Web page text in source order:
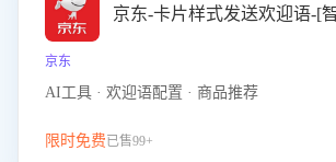
京东
AI工具 · 欢迎语配置 · 商品推荐
限时免费已售99+